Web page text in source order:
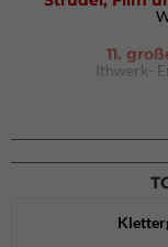
11.
Ithwerk-
DAV Kletter- &